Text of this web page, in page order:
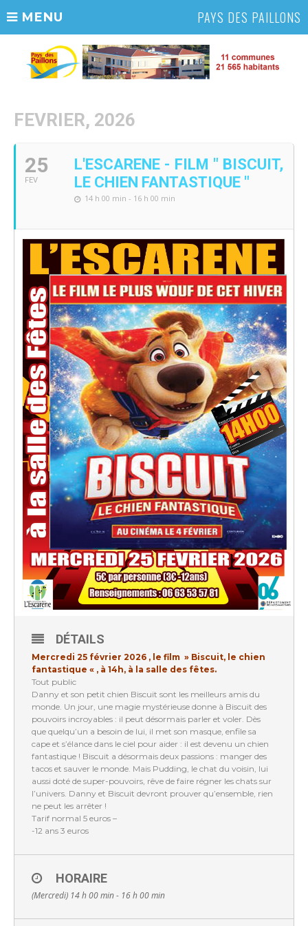
MENU PAYS DES PAILLONS
FEVRIER, 2026
25
FEV
L'ESCARENE - FILM " BISCUIT,
LE CHIEN FANTASTIQUE "
14 h 00 min - 16 h 00 min
DÉTAILS
Mercredi 25 février 2026 , le film » Biscuit, le chien
fantastique « , à 14h, à la salle des fêtes.
Tout public
Danny et son petit chien Biscuit sont les meilleurs amis du
monde. Un jour, une magie mystérieuse donne à Biscuit des
pouvoirs incroyables : il peut désormais parler et voler. Dès
que quelqu’un a besoin de lui, il met son masque, enfile sa
cape et s’élance dans le ciel pour aider : il est devenu un chien
fantastique ! Biscuit a désormais deux passions : manger des
tacos et sauver le monde. Mais Pudding, le chat du voisin, lui
aussi doté de super-pouvoirs, rêve de faire régner les chats sur
l’univers. Danny et Biscuit devront prouver qu’ensemble, rien
ne peut les arrêter !
Tarif normal 5 euros –
-12 ans 3 euros
HORAIRE
(Mercredi) 14 h 00 min - 16 h 00 min